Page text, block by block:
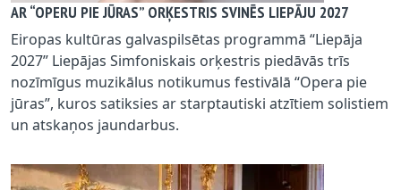
AR “OPERU PIE JŪRAS” ORĶESTRIS SVINĒS LIEPĀJU 2027
Eiropas kultūras galvaspilsētas programmā “Liepāja
2027” Liepājas Simfoniskais orķestris piedāvās trīs
nozīmīgus muzikālus notikumus festivālā “Opera pie
jūras”, kuros satiksies ar starptautiski atzītiem solistiem
un atskaņos jaundarbus.